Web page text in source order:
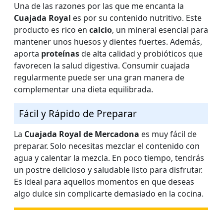
Una de las razones por las que me encanta la
Cuajada Royal es por su contenido nutritivo. Este
producto es rico en calcio, un mineral esencial para
mantener unos huesos y dientes fuertes. Además,
aporta proteínasde alta calidad y probióticos que
favorecen la salud digestiva. Consumir cuajada
regularmente puede ser una gran manera de
complementar una dieta equilibrada.
Fácil y Rápido de Preparar
La Cuajada Royal de Mercadona es muy fácil de
preparar. Solo necesitas mezclar el contenido con
agua y calentar la mezcla. En poco tiempo, tendrás
un postre delicioso y saludable listo para disfrutar.
Es ideal para aquellos momentos en que deseas
algo dulce sin complicarte demasiado en la cocina.